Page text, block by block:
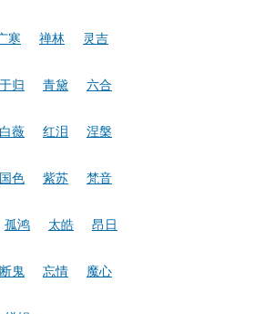
寒 禅林 灵吉
于归 青黛 六合
白薇 红泪 涅槃
国色 紫苏 梵音
孤鸿 太皓 昂日
断鬼 忘情 魔心